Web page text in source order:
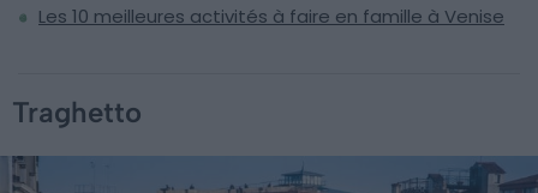
Les 10 meilleures activités à faire en famille à Venise
Traghetto